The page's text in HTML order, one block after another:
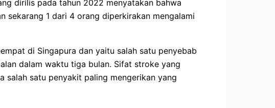
dirilis pada tahun 2022 menyatakan bahwa
sekarang 1 dari 4 orang diperkirakan mengalami
di Singapura dan yaitu salah satu penyebab
dalam waktu tiga bulan. Sifat stroke yang
salah satu penyakit paling mengerikan yang